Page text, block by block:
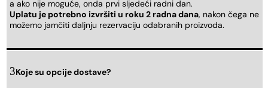
a ako nije moguće, onda prvi sljedeći radni dan.
Uplatu je potrebno izvršiti u roku 2 radna dana, nakon čega ne
možemo jamčiti daljnju rezervaciju odabranih proizvoda.
Koje su opcije dostave?